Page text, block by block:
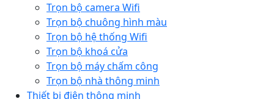
Trọn bộ camera Wifi
Trọn bộ chuông hình màu
Trọn bộ hệ thống Wifi
Trọn bộ khoá cửa
Trọn bộ máy chấm công
Trọn bộ nhà thông minh
Thiết bị điện thông minh